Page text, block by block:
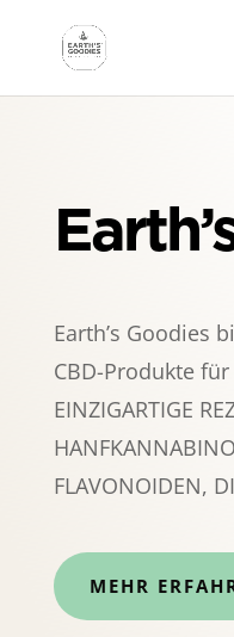
Earth’s Goodies
CBD-Produkte
EINZIGARTIGE
FLAVONOIDEN,
MEHR